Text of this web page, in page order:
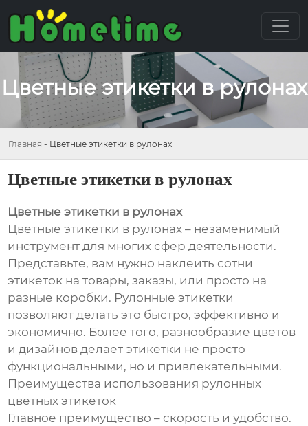
Цветные этикетки в рулонах
Главная - Цветные этикетки в рулонах
Цветные этикетки в рулонах
Цветные этикетки в рулонах
Цветные этикетки в рулонах – незаменимый
инструмент для многих сфер деятельности.
Представьте, вам нужно наклеить сотни
этикеток на товары, заказы, или просто на
разные коробки. Рулонные этикетки
позволяют делать это быстро, эффективно и
экономично. Более того, разнообразие цветов
и дизайнов делает этикетки не просто
функциональными, но и привлекательными.
Преимущества использования рулонных
цветных этикеток
Главное преимущество – скорость и удобство.